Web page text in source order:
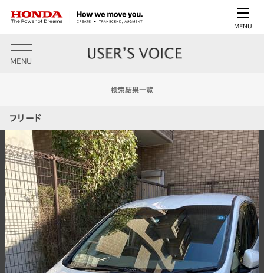
MENU
MENU
検索結果一覧
フリード